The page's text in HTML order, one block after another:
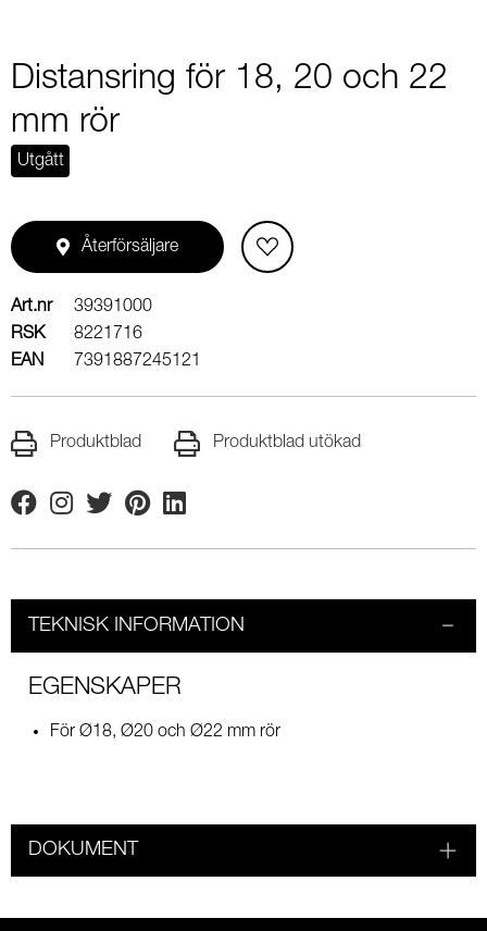
Distansring för 18, 20 och 22
mm rör
Utgått
Återförsäljare
Art.nr
39391000
RSK
8221716
EAN
7391887245121
Produktblad Produktblad utökad
FacebookInstagram
TwitterPinterestLinkedin
TEKNISK INFORMATION
EGENSKAPER
För Ø18, Ø20 och Ø22 mm rör
DOKUMENT